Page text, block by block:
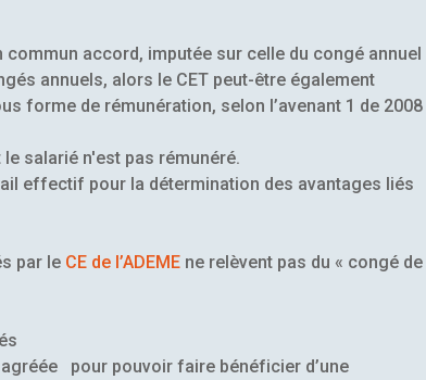
accord, imputée sur celle du congé annuel
annuels, alors le CET peut-être également
forme de rémunération, selon l’avenant 1 de 2008
salarié n'est pas rémunéré.
effectif pour la détermination des avantages liés
par le CE de l’ADEME ne relèvent pas du « congé de
pour pouvoir faire bénéficier d’une